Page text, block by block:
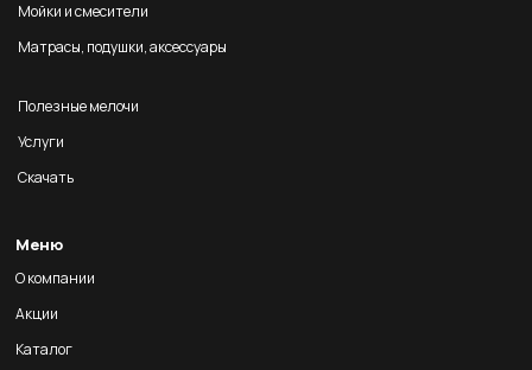
Мойки и смесители
Матрасы, подушки, аксессуары
Полезные мелочи
Услуги
Скачать
Меню
О компании
Акции
Каталог